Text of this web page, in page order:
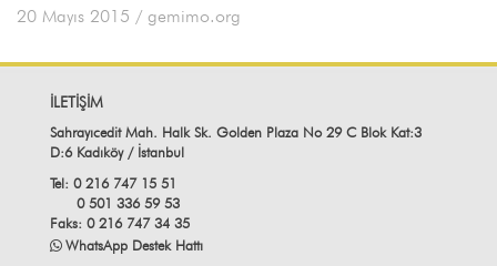
20 Mayıs 2015 / gemimo.org
İLETİŞİM
Sahrayıcedit Mah. Halk Sk. Golden Plaza No 29 C Blok Kat:3
D:6 Kadıköy / İstanbul
Tel: 0 216 747 15 51
0 501 336 59 53
Faks: 0 216 747 34 35
WhatsApp Destek Hattı